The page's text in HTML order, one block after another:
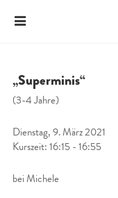
„Superminis“
(3-4 Jahre)
Dienstag, 9. März 2021
Kurszeit: 16:15 - 16:55
bei Michele